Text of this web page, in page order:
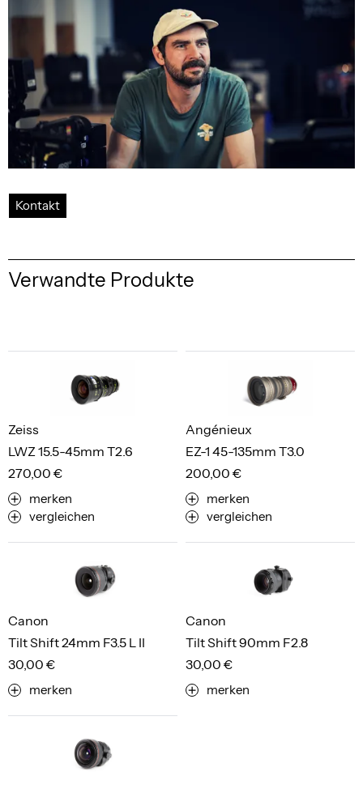
Kontakt
Verwandte Produkte
LWZ 15.5-45mm T2.6
Zeiss
270,00 €
merken
vergleichen
EZ-1 45-135mm T3.0
Angénieux
200,00 €
merken
vergleichen
Tilt Shift 24mm F3.5 L II
Canon
30,00 €
merken
Tilt Shift 90mm F2.8
Canon
30,00 €
merken